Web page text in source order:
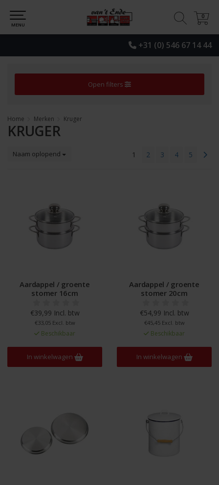
+31 (0) 546 67 14 44
0
0
MENU
Open filters
Home Merken Kruger
KRUGER
Naam oplopend 1 2 3 4 5
Aardappel / groente
stomer 16cm
€39,99 Incl. btw
€33,05 Excl. btw
Beschikbaar
In winkelwagen
Aardappel / groente
stomer 20cm
€54,99 Incl. btw
€45,45 Excl. btw
Beschikbaar
In winkelwagen